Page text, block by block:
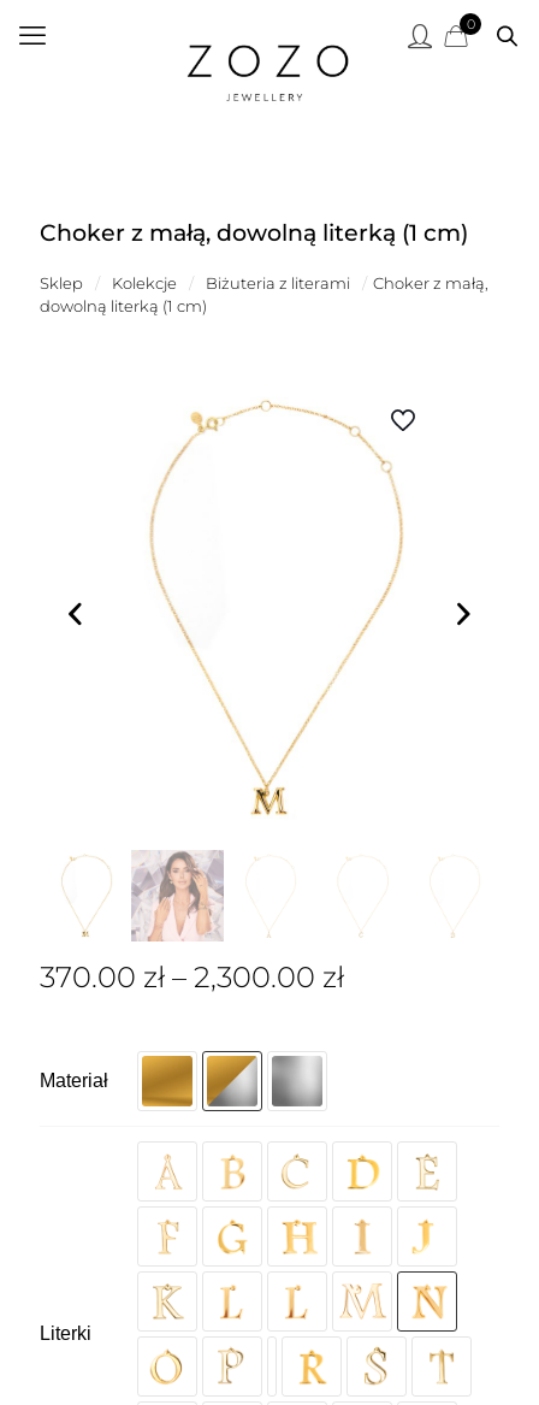
0
Choker z małą, dowolną literką (1 cm)
Sklep / Kolekcje / Biżuteria z literami / Choker z małą,
dowolną literką (1 cm)
370.00 zł – 2,300.00 zł
Materiał
Literki